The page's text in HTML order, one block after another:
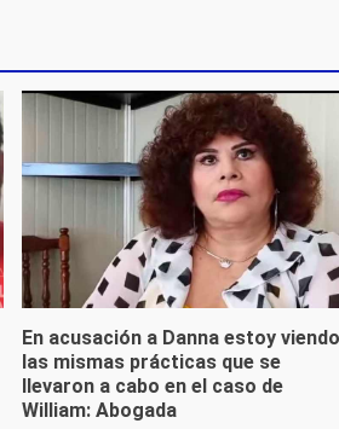
En acusación a Danna estoy viendo
las mismas prácticas que se
llevaron a cabo en el caso de
William: Abogada